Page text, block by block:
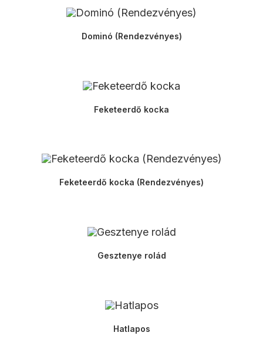
Dominó (Rendezvényes)
Feketeerdő kocka
Feketeerdő kocka (Rendezvényes)
Gesztenye rolád
Hatlapos